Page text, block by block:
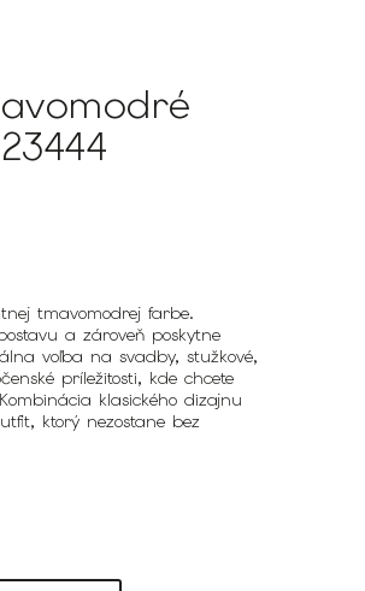
tmavomodrej farbe.
a zároveň poskytne
voľba na svadby, stužkové,
príležitosti, kde chcete
klasického dizajnu
ktorý nezostane bez